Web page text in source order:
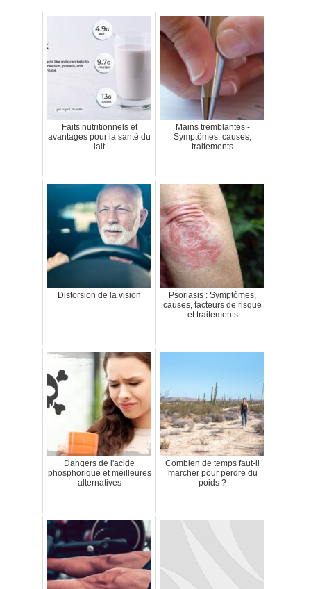
Faits nutritionnels et
avantages pour la santé du
lait
Mains tremblantes -
Symptômes, causes,
traitements
Distorsion de la vision
Psoriasis : Symptômes,
causes, facteurs de risque
et traitements
Dangers de l'acide
phosphorique et meilleures
alternatives
Combien de temps faut-il
marcher pour perdre du
poids ?